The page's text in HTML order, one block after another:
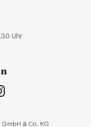
Uhr
& Co. KG